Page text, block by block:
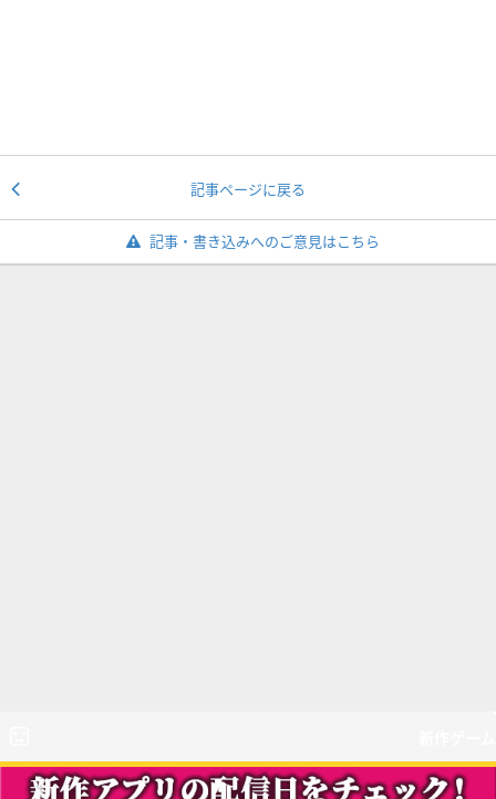
記事ページに戻る
記事・書き込みへのご意見はこちら